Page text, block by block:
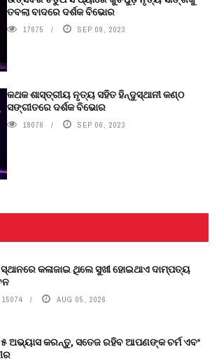
ତବଲା ବାଦରେ ଦର୍ଶକ ବିଭୋର
17675 SEP 09, 2023
କଥକ ଶାସ୍ତ୍ରୀୟ ନୃତ୍ୟ ସହିତ ହିନ୍ଦୁସ୍ଥାନୀ କଣ୍ଠ
ସଙ୍ଗୀତରେ ଦର୍ଶକ ବିଭୋର
18076 SEP 06, 2023
କଳାଜାଇ ଥିଲେ ସୁଖୀ ହୋଇଥାଏ ଦାମ୍ପତ୍ୟ
15074 AUG 05, 2026
ଅଭ୍ୟାସ କରନ୍ତୁ, ସତେଜ ରହିବ ଆପଣଙ୍କ ଚର୍ମ ଏବଂ